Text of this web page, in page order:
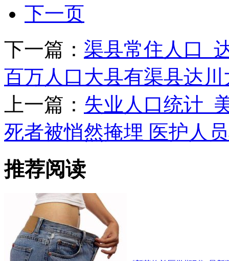
下一页
下一篇： 渠县常住人口_
百万人口大县有渠县达川
上一篇： 失业人口统计_
死者被悄然掩埋 医护人
推荐阅读